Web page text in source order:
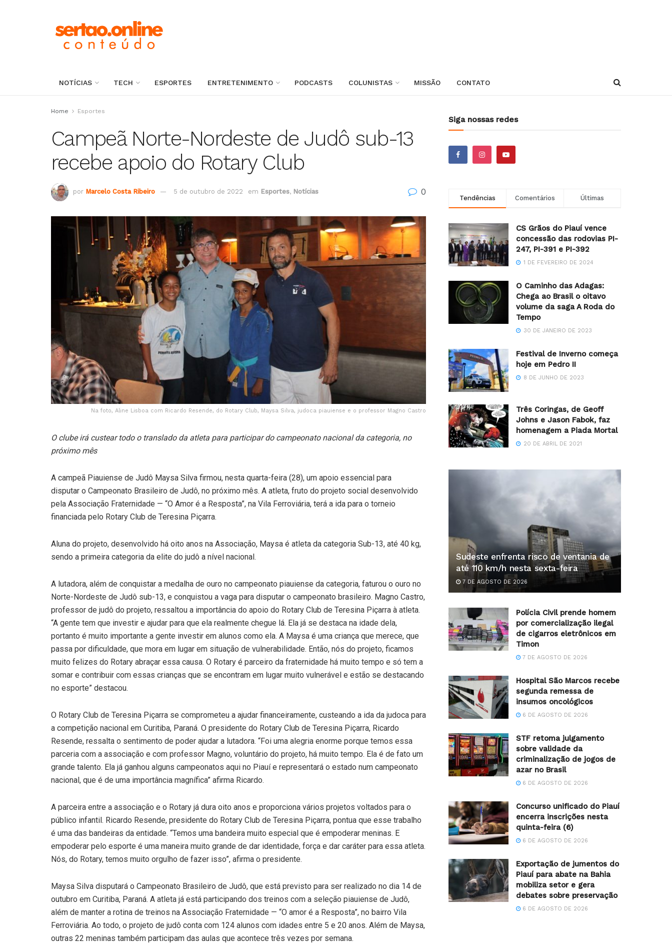
NOTÍCIAS TECH ESPORTES ENTRETENIMENTO PODCASTS COLUNISTAS MISSÃO CONTATO
Home Esportes
Campeã Norte-Nordeste de Judô sub-13
recebe apoio do Rotary Club
por Marcelo Costa Ribeiro 5 de outubro de 2022 em Esportes, Notícias 0
Na foto, Aline Lisboa com Ricardo Resende, do Rotary Club, Maysa Silva, judoca piauiense e o professor Magno Castro
O clube irá custear todo o translado da atleta para participar do campeonato nacional da categoria, no
próximo mês
A campeã Piauiense de Judô Maysa Silva firmou, nesta quarta-feira (28), um apoio essencial para
disputar o Campeonato Brasileiro de Judô, no próximo mês. A atleta, fruto do projeto social desenvolvido
pela Associação Fraternidade — “O Amor é a Resposta”, na Vila Ferroviária, terá a ida para o torneio
financiada pelo Rotary Club de Teresina Piçarra.
Aluna do projeto, desenvolvido há oito anos na Associação, Maysa é atleta da categoria Sub-13, até 40 kg,
sendo a primeira categoria da elite do judô a nível nacional.
A lutadora, além de conquistar a medalha de ouro no campeonato piauiense da categoria, faturou o ouro no
Norte-Nordeste de Judô sub-13, e conquistou a vaga para disputar o campeonato brasileiro. Magno Castro,
professor de judô do projeto, ressaltou a importância do apoio do Rotary Club de Teresina Piçarra à atleta.
“A gente tem que investir e ajudar para que ela realmente chegue lá. Ela já se destaca na idade dela,
portanto é muito importante a gente investir em alunos como ela. A Maysa é uma criança que merece, que
passa por dificuldade, que mora em lugar em situação de vulnerabilidade. Então, nós do projeto, ficamos
muito felizes do Rotary abraçar essa causa. O Rotary é parceiro da fraternidade há muito tempo e só tem a
somar e contribuir com essas crianças que se encontram em lugar muito vulnerável e estão se destacando
no esporte” destacou.
O Rotary Club de Teresina Piçarra se comprometeu a ajudar financeiramente, custeando a ida da judoca para
a competição nacional em Curitiba, Paraná. O presidente do Rotary Club de Teresina Piçarra, Ricardo
Resende, ressalta o sentimento de poder ajudar a lutadora. “Foi uma alegria enorme porque temos essa
parceria com a associação e com professor Magno, voluntário do projeto, há muito tempo. Ela é de fato um
grande talento. Ela já ganhou alguns campeonatos aqui no Piauí e representará o estado num campeonato
nacional, que é de uma importância magnífica” afirma Ricardo.
A parceira entre a associação e o Rotary já dura oito anos e proporciona vários projetos voltados para o
público infantil. Ricardo Resende, presidente do Rotary Club de Teresina Piçarra, pontua que esse trabalho
é uma das bandeiras da entidade. “Temos uma bandeira muito especial que é empoderar meninas. E
empoderar pelo esporte é uma maneira muito grande de dar identidade, força e dar caráter para essa atleta.
Nós, do Rotary, temos muito orgulho de fazer isso”, afirma o presidente.
Maysa Silva disputará o Campeonato Brasileiro de Judô, que está previsto para ser realizado no dia 14 de
outubro em Curitiba, Paraná. A atleta já está participando dos treinos com a seleção piauiense de Judô,
além de manter a rotina de treinos na Associação Fraternidade — “O amor é a Resposta”, no bairro Vila
Ferroviária. Ao todo, o projeto de judô conta com 124 alunos com idades entre 5 e 20 anos. Além de Maysa,
outras 22 meninas também participam das aulas que acontece três vezes por semana.
Siga nossas redes
Tendências Comentários Últimas
CS Grãos do Piauí vence
concessão das rodovias PI-
247, PI-391 e PI-392
1 DE FEVEREIRO DE 2024
O Caminho das Adagas:
Chega ao Brasil o oitavo
volume da saga A Roda do
Tempo
30 DE JANEIRO DE 2023
Festival de Inverno começa
hoje em Pedro II
8 DE JUNHO DE 2023
Três Coringas, de Geoff
Johns e Jason Fabok, faz
homenagem a Piada Mortal
20 DE ABRIL DE 2021
Sudeste enfrenta risco de ventania de
até 110 km/h nesta sexta-feira
7 DE AGOSTO DE 2026
Polícia Civil prende homem
por comercialização ilegal
de cigarros eletrônicos em
Timon
7 DE AGOSTO DE 2026
Hospital São Marcos recebe
segunda remessa de
insumos oncológicos
6 DE AGOSTO DE 2026
STF retoma julgamento
sobre validade da
criminalização de jogos de
azar no Brasil
6 DE AGOSTO DE 2026
Concurso unificado do Piauí
encerra inscrições nesta
quinta-feira (6)
6 DE AGOSTO DE 2026
Exportação de jumentos do
Piauí para abate na Bahia
mobiliza setor e gera
debates sobre preservação
6 DE AGOSTO DE 2026